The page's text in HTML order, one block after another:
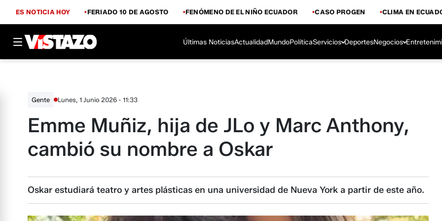
ES NOTICIA HOY FERIADO 10 DE AGOSTO FENÓMENO DE EL NIÑO ECUADOR CASO PROGEN CLIMA EN
Últimas NoticiasActualidadMundoPolíticaServicios DeportesNegocios
Gente Lunes, 1 Junio 2026 - 11:33
Emme Muñiz, hija de JLo y Marc Anthony,
cambió su nombre a Oskar
Oskar estudiará teatro y artes plásticas en una universidad de Nueva York a partir de este año.